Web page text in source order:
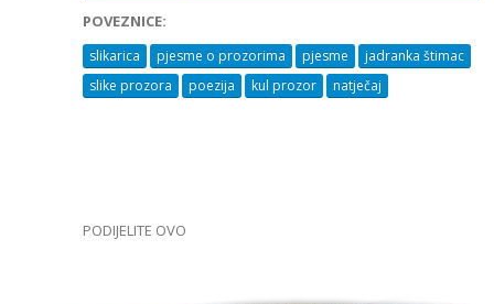
POVEZNICE:
slikarica pjesme o prozorima pjesme
jadranka štimac
slike prozora
poezija kul prozor natječaj
PODIJELITE OVO